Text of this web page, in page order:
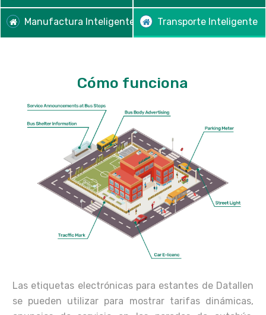
Manufactura Inteligente Transporte Inteligente
Cómo funciona
Las etiquetas electrónicas para estantes de Datallen
se pueden utilizar para mostrar tarifas dinámicas,